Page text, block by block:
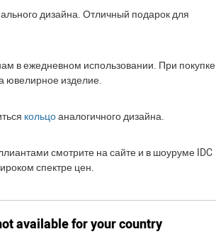
дизайна. Отличный подарок для
в ежедневном использовании. При покупке
ювелирное изделие.
кольцоаналогичного дизайна.
смотрите на сайте и в шоуруме IDC
спектре цен.
available for your country